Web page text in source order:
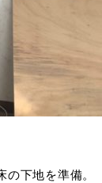
下地を準備。